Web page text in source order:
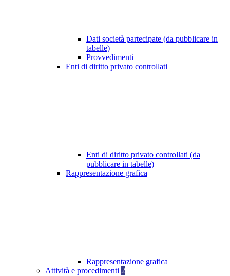
Dati società partecipate (da pubblicare in
tabelle)
Provvedimenti
Enti di diritto privato controllati
Enti di diritto privato controllati (da
pubblicare in tabelle)
Rappresentazione grafica
Rappresentazione grafica
Attività e procedimenti 2